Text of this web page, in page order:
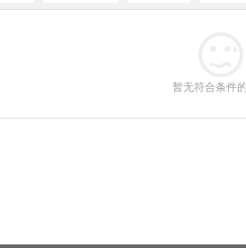
暂无符合条件